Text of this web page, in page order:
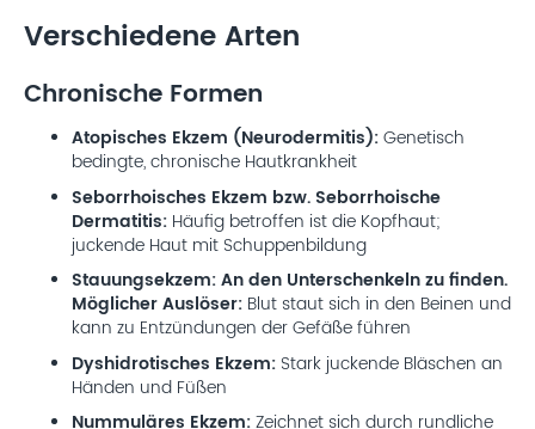
Verschiedene Arten
Chronische Formen
Atopisches Ekzem (Neurodermitis):Genetisch
bedingte, chronische Hautkrankheit
Seborrhoisches Ekzem bzw. Seborrhoische
Dermatitis: Häufig betroffen ist die Kopfhaut;
juckende Haut mit Schuppenbildung
Stauungsekzem: An den Unterschenkeln zu finden.
Möglicher Auslöser: Blut staut sich in den Beinen und
kann zu Entzündungen der Gefäße führen
Dyshidrotisches Ekzem: Stark juckende Bläschen an
Händen und Füßen
Nummuläres Ekzem:Zeichnet sich durch rundliche